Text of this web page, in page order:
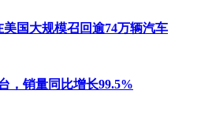
国大规模召回逾74万辆汽车
，销量同比增长99.5%